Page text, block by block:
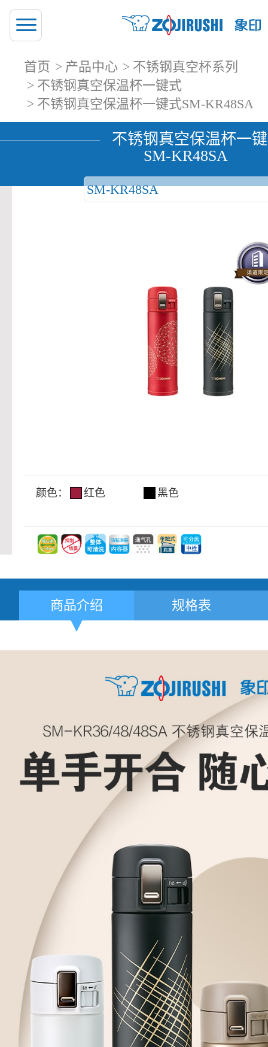
首页 产品中心
不锈钢真空杯系列
不锈钢真空保温杯一键式
不锈钢真空保温杯一键式SM-KR48SA
不锈钢真空保温杯一
SM-KR48SA
颜色： 红色 黑色
商品介绍 规格表